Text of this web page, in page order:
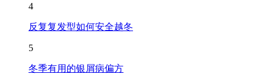
4
反复复发型如何安全越冬
5
冬季有用的银屑病偏方